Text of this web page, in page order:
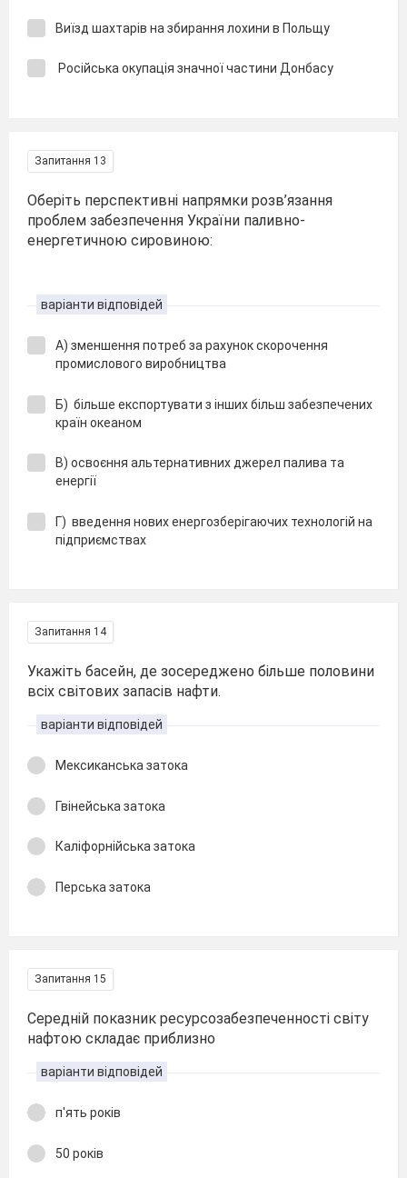
Виїзд шахтарів на збирання лохини в Польщу
Російська окупація значної частини Донбасу
Запитання 13
Оберіть перспективні напрямки розв’язання
проблем забезпечення України паливно-
енергетичною сировиною:
варіанти відповідей
А) зменшення потреб за рахунок скорочення
промислового виробництва
Б) більше експортувати з інших більш забезпечених
країн океаном
В) освоєння альтернативних джерел палива та
енергії
Г) введення нових енергозберігаючих технологій на
підприємствах
Запитання 14
Укажіть басейн, де зосереджено більше половини
всіх світових запасів нафти.
варіанти відповідей
Мексиканська затока
Гвінейська затока
Каліфорнійська затока
Перська затока
Запитання 15
Середній показник ресурсозабезпеченності світу
нафтою складає приблизно
варіанти відповідей
п'ять років
50 років